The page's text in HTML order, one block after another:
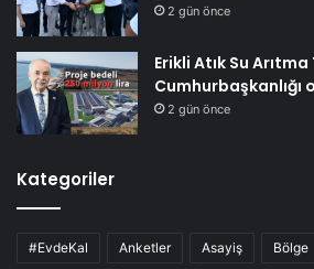
2 gün önce
Erikli Atık Su
Cumhurbaşkanlığı
2 gün önce
Kategoriler
#EvdeKal Anketler Asayiş Bölge